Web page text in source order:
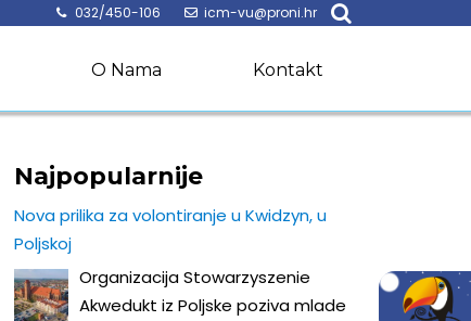
032/450-106 icm-vu@proni.hr
O Nama Kontakt
Najpopularnije
Nova prilika za volontiranje u Kwidzyn, u
Poljskoj
Organizacija Stowarzyszenie
Akwedukt iz Poljske poziva mlade